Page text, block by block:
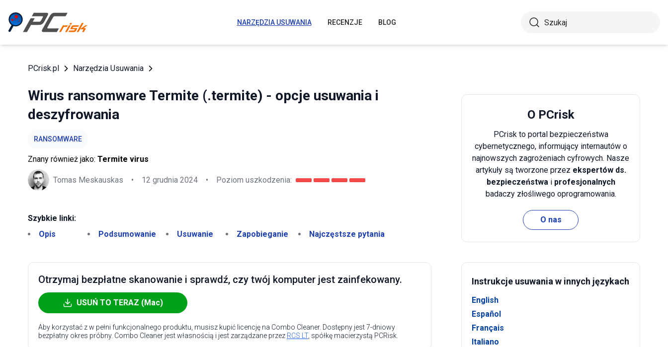
NARZĘDZIA USUWANIA RECENZJE BLOG
PCrisk.pl Narzędzia Usuwania
Wirus ransomware Termite (.termite) - opcje usuwania i
deszyfrowania
RANSOMWARE
Znany również jako: Termite virus
Tomas Meskauskas • 12 grudnia 2024 • Poziom uszkodzenia:
Szybkie linki:
Opis
Podsumowanie Usuwanie Zapobieganie Najczęstsze pytania
Otrzymaj bezpłatne skanowanie i sprawdź, czy twój komputer jest zainfekowany.
USUŃ TO TERAZ (Mac)
Aby korzystać z w pełni funkcjonalnego produktu, musisz kupić licencję na Combo Cleaner. Dostępny jest 7-dniowy
bezpłatny okres próbny. Combo Cleaner jest własnością i jest zarządzane przez RCS LT, spółkę macierzystą PCRisk.
O PCrisk
PCrisk to portal bezpieczeństwa
cybernetycznego, informujący internautów o
najnowszych zagrożeniach cyfrowych. Nasze
artykuły są tworzone przez ekspertów ds.
bezpieczeństwai profesjonalnych
badaczy złośliwego oprogramowania.
O nas
Instrukcje usuwania w innych językach
English
Español
Français
Italiano